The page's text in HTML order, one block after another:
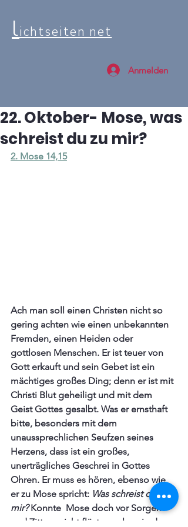
lichtseiten net
Anmelden
22. Oktober- Mose, was
schreist du zu mir?
2. Mose 14,15
Ach man soll einen Christen nicht so
gering achten wie einen unbekannten
Fremden, einen Heiden oder
gottlosen Menschen. Er ist teuer von
Gott erkauft und sein Gebet ist ein
mächtiges großes Ding; denn er ist mit
Christi Blut geheiligt und mit dem
Geist Gottes gesalbt. Was er ernsthaft
bitte, besonders mit dem
unaussprechlichen Seufzen seines
Herzens, dass ist ein großes,
unerträgliches Geschrei in Gottes
Ohren. Er muss es hören, ebenso wie
er zu Mose spricht: Was schreist du zu
mir? Konnte  Mose doch vor Sorgen
und Zittern nicht flüstern, als er in der